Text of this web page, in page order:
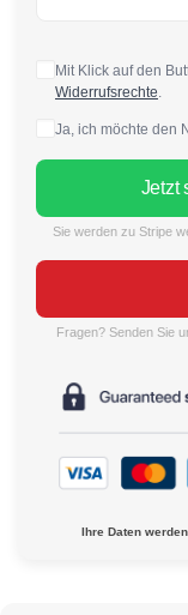
Mit Klick auf den
Widerrufsrechte.
Ja, ich möchte den
Jetzt
Sie werden zu Stripe
Fragen? Senden Sie
Ihre Daten